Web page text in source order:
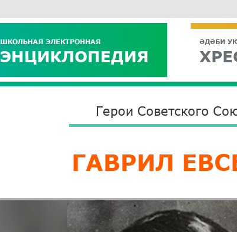
ШКОЛЬНАЯ ЭЛЕКТРОННАЯ
ЭНЦИКЛОПЕДИЯ
ӘДӘБИ
Герои Советского
ГАВРИЛ